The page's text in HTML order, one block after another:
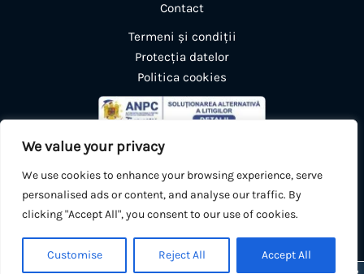
We value your privacy
We use cookies to enhance your browsing experience, serve
personalised ads or content, and analyse our traffic. By
clicking "Accept All", you consent to our use of cookies.
Customise Reject All Accept All
Contact
Termeni și condiții
Protecția datelor
Politica cookies